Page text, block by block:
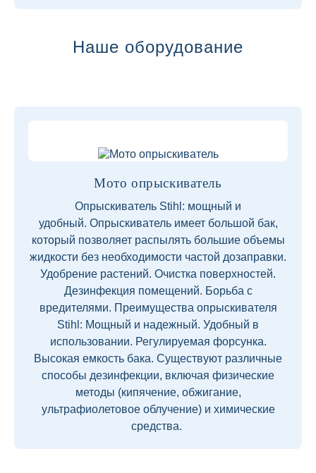
Наше оборудование
Мото опрыскиватель
Опрыскиватель Stihl: мощный и
удобный. Опрыскиватель имеет большой бак,
который позволяет распылять большие объемы
жидкости без необходимости частой дозаправки.
Удобрение растений. Очистка поверхностей.
Дезинфекция помещений. Борьба с
вредителями. Преимущества опрыскивателя
Stihl: Мощный и надежный. Удобный в
использовании. Регулируемая форсунка.
Высокая емкость бака. Существуют различные
способы дезинфекции, включая физические
методы (кипячение, обжигание,
ультрафиолетовое облучение) и химические
средства.